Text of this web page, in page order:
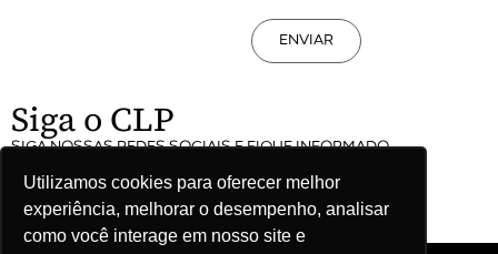
Utilizamos cookies para oferecer melhor
experiência, melhorar o desempenho, analisar
como você interage em nosso site e
ENVIAR
Siga o CLP
SIGA NOSSAS REDES SOCIAIS E FIQUE INFORMADO